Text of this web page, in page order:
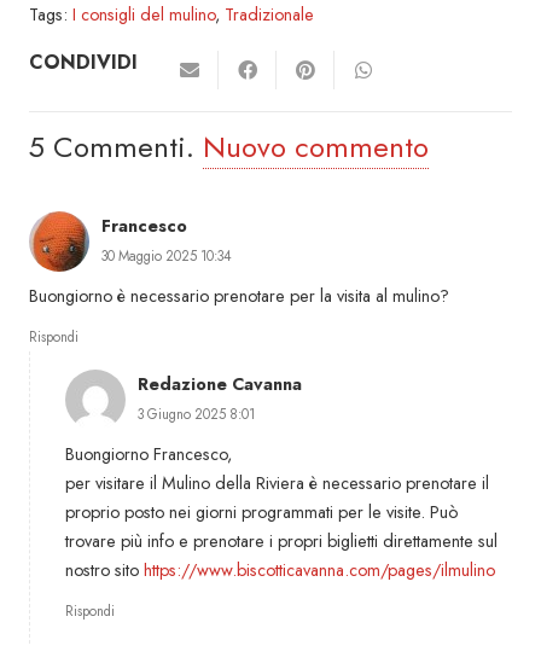
Tags: I consigli del mulino, Tradizionale
CONDIVIDI
5 Commenti. Nuovo commento
Francesco
30 Maggio 2025 10:34
Buongiorno è necessario prenotare per la visita al mulino?
Rispondi
Redazione Cavanna
3 Giugno 2025 8:01
Buongiorno Francesco,
per visitare il Mulino della Riviera è necessario prenotare il
proprio posto nei giorni programmati per le visite. Può
trovare più info e prenotare i propri biglietti direttamente sul
nostro sito https://www.biscotticavanna.com/pages/ilmulino
Rispondi